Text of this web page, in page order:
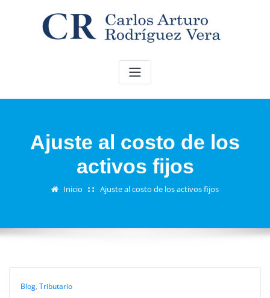
Ajuste al costo de los
activos fijos
Inicio Ajuste al costo de los activos fijos
Blog, Tributario